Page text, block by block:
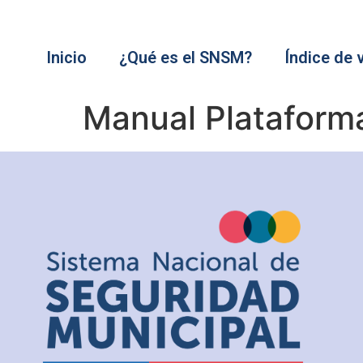
Inicio ¿Qué es el SNSM? Índice de
Manual